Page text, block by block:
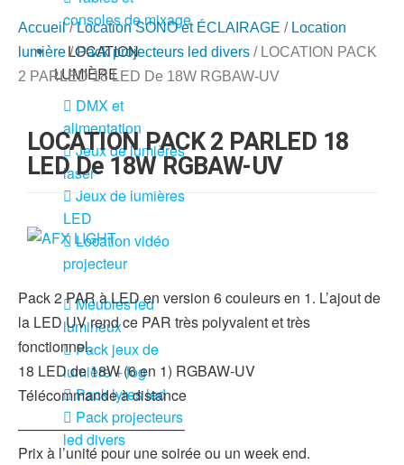
consoles de mixage
LOCATION
LUMIÈRE
DMX et
alimentation
Jeux de lumières
laser
Jeux de lumières
LED
Location vidéo
projecteur
Meubles led
lumineux
Pack jeux de
lumière + fog
Pack lyres led
Pack projecteurs
led divers
Accueil/Location SONO et ÉCLAIRAGE / Location
lumière /Pack projecteurs led divers / LOCATION PACK
2 PARLED 18 LED De 18W RGBAW-UV
LOCATION PACK 2 PARLED 18
LED De 18W RGBAW-UV
Pack 2 PAR à LED en version 6 couleurs en 1. L’ajout de
la LED UV rend ce PAR très polyvalent et très
fonctionnel.
18 LED de 18W (6 en 1) RGBAW-UV
Télécommande à distance
———————————–
Prix à l’unité pour une soirée ou un week end.